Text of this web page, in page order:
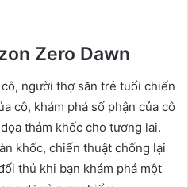
Zero Dawn
người thợ săn trẻ tuổi chiến
cô, khám phá số phận của cô
thảm khốc cho tương lai.
khốc, chiến thuật chống lại
thủ khi bạn khám phá một